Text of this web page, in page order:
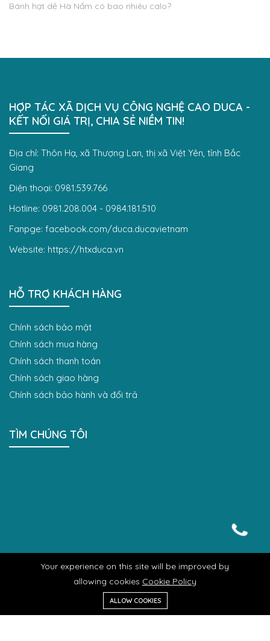
Categories Tìm kiếm
Bánh hạt dẻ Hà Nấm có bao nhiêu calo?
HỢP TÁC XÃ DỊCH VỤ CÔNG NGHỆ CAO DUCA -
KẾT NỐI GIÁ TRỊ, CHIA SẺ NIỀM TIN!
Địa chỉ: Thôn Hạ, xã Thượng Lan, thị xã Việt Yên, tỉnh Bắc
Giang
Điện thoại: 0981.539.766
Hotline: 0981.208.004 - 0984.181.510
Fanpge: facebook.com/duca.ducavietnam
Website: https://htxduca.vn
HỖ TRỢ KHÁCH HÀNG
Chính sách bảo mật
Chính sách mua hàng
Chính sách thanh toán
Chính sách giao hàng
Chính sách bảo hành và đổi trả
TÌM CHÚNG TÔI
Your experience on this site will be improved by
allowing cookies Cookie Policy
ALLOW COOKIES